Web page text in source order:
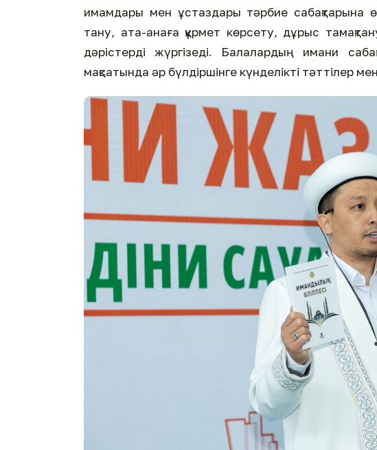
имамдары мен ұстаздары тәрбие сабақтарына
тану, ата-анаға құрмет көрсету, дұрыс
дәрістерді жүргізеді. Балалардың имани
мақсатында әр бүлдіршінге күнделікті тәттілер